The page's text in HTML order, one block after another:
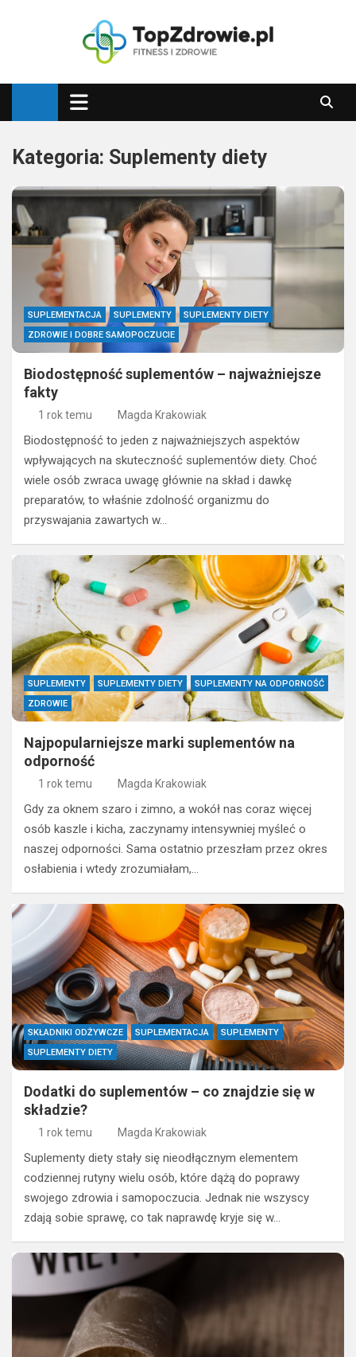
Top Zdrowie
Kategoria: Suplementy diety
SUPLEMENTACJA SUPLEMENTY
SUPLEMENTY DIETY
ZDROWIE I DOBRE SAMOPOCZUCIE
Biodostępność suplementów – najważniejsze
fakty
1 rok temu Magda Krakowiak
Biodostępność to jeden z najważniejszych aspektów
wpływających na skuteczność suplementów diety. Choć
wiele osób zwraca uwagę głównie na skład i dawkę
preparatów, to właśnie zdolność organizmu do
przyswajania zawartych w…
SUPLEMENTY SUPLEMENTY DIETY
SUPLEMENTY NA ODPORNOŚĆ
ZDROWIE
Najpopularniejsze marki suplementów na
odporność
1 rok temu Magda Krakowiak
Gdy za oknem szaro i zimno, a wokół nas coraz więcej
osób kaszle i kicha, zaczynamy intensywniej myśleć o
naszej odporności. Sama ostatnio przeszłam przez okres
osłabienia i wtedy zrozumiałam,…
SKŁADNIKI ODŻYWCZE SUPLEMENTACJA
SUPLEMENTY
SUPLEMENTY DIETY
Dodatki do suplementów – co znajdzie się w
składzie?
1 rok temu Magda Krakowiak
Suplementy diety stały się nieodłącznym elementem
codziennej rutyny wielu osób, które dążą do poprawy
swojego zdrowia i samopoczucia. Jednak nie wszyscy
zdają sobie sprawę, co tak naprawdę kryje się w…